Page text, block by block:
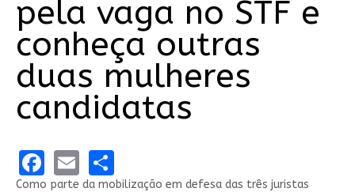
pela vaga no STF e
conheça outras
duas mulheres
candidatas
Facebook
EmailShare
Como parte da mobilização em defesa das três juristas